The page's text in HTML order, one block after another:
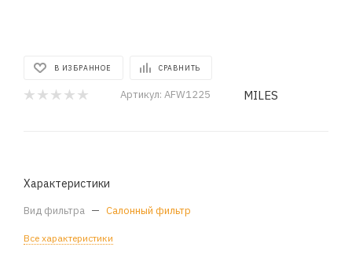
В ИЗБРАННОЕ СРАВНИТЬ
Артикул: AFW1225 MILES
Характеристики
Вид фильтра — Салонный фильтр
Все характеристики